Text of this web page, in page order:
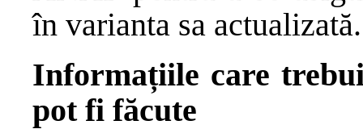
în varianta sa actualizată.
Informațiile care
pot fi făcute